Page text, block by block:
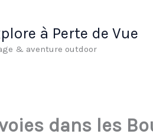
à Perte de Vue
& aventure outdoor
dans les